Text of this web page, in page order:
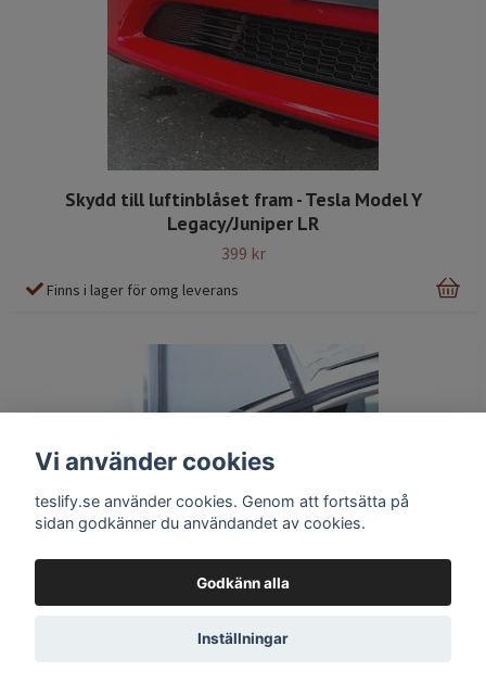
Skydd till luftinblåset fram - Tesla Model Y
Legacy/Juniper LR
399 kr
Finns i lager för omg leverans
Skydd till ovankanten i bagaget, mjuk TPE - Tesla
Vi använder cookies
teslify.se använder cookies. Genom att fortsätta på
sidan godkänner du användandet av cookies.
Godkänn alla
Inställningar